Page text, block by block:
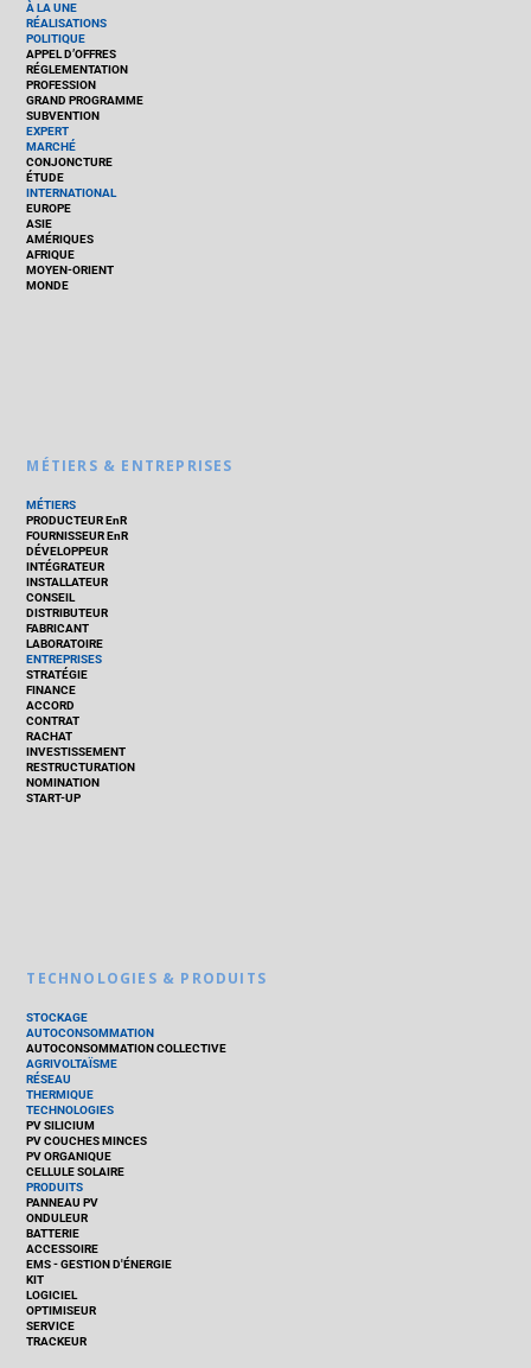
À LA UNE
RÉALISATIONS
POLITIQUE
APPEL D’OFFRES
RÉGLEMENTATION
PROFESSION
GRAND PROGRAMME
SUBVENTION
EXPERT
MARCHÉ
CONJONCTURE
ÉTUDE
INTERNATIONAL
EUROPE
ASIE
AMÉRIQUES
AFRIQUE
MOYEN-ORIENT
MONDE
MÉTIERS & ENTREPRISES
MÉTIERS
PRODUCTEUR EnR
FOURNISSEUR EnR
DÉVELOPPEUR
INTÉGRATEUR
INSTALLATEUR
CONSEIL
DISTRIBUTEUR
FABRICANT
LABORATOIRE
ENTREPRISES
STRATÉGIE
FINANCE
ACCORD
CONTRAT
RACHAT
INVESTISSEMENT
RESTRUCTURATION
NOMINATION
START-UP
TECHNOLOGIES & PRODUITS
STOCKAGE
AUTOCONSOMMATION
AUTOCONSOMMATION COLLECTIVE
AGRIVOLTAÏSME
RÉSEAU
THERMIQUE
TECHNOLOGIES
PV SILICIUM
PV COUCHES MINCES
PV ORGANIQUE
CELLULE SOLAIRE
PRODUITS
PANNEAU PV
ONDULEUR
BATTERIE
ACCESSOIRE
EMS - GESTION D'ÉNERGIE
KIT
LOGICIEL
OPTIMISEUR
SERVICE
TRACKEUR